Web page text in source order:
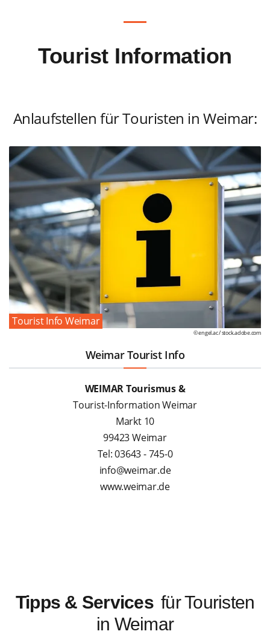
Tourist Information
Anlaufstellen für Touristen in Weimar:
Tourist Info Weimar
© engel.ac /stock.adobe.com
Weimar Tourist Info
WEIMAR Tourismus &
Tourist-Information Weimar
Markt 10
99423 Weimar
Tel: 03643 - 745-0
info@weimar.de
www.weimar.de
Tipps & Services für Touristen
in Weimar